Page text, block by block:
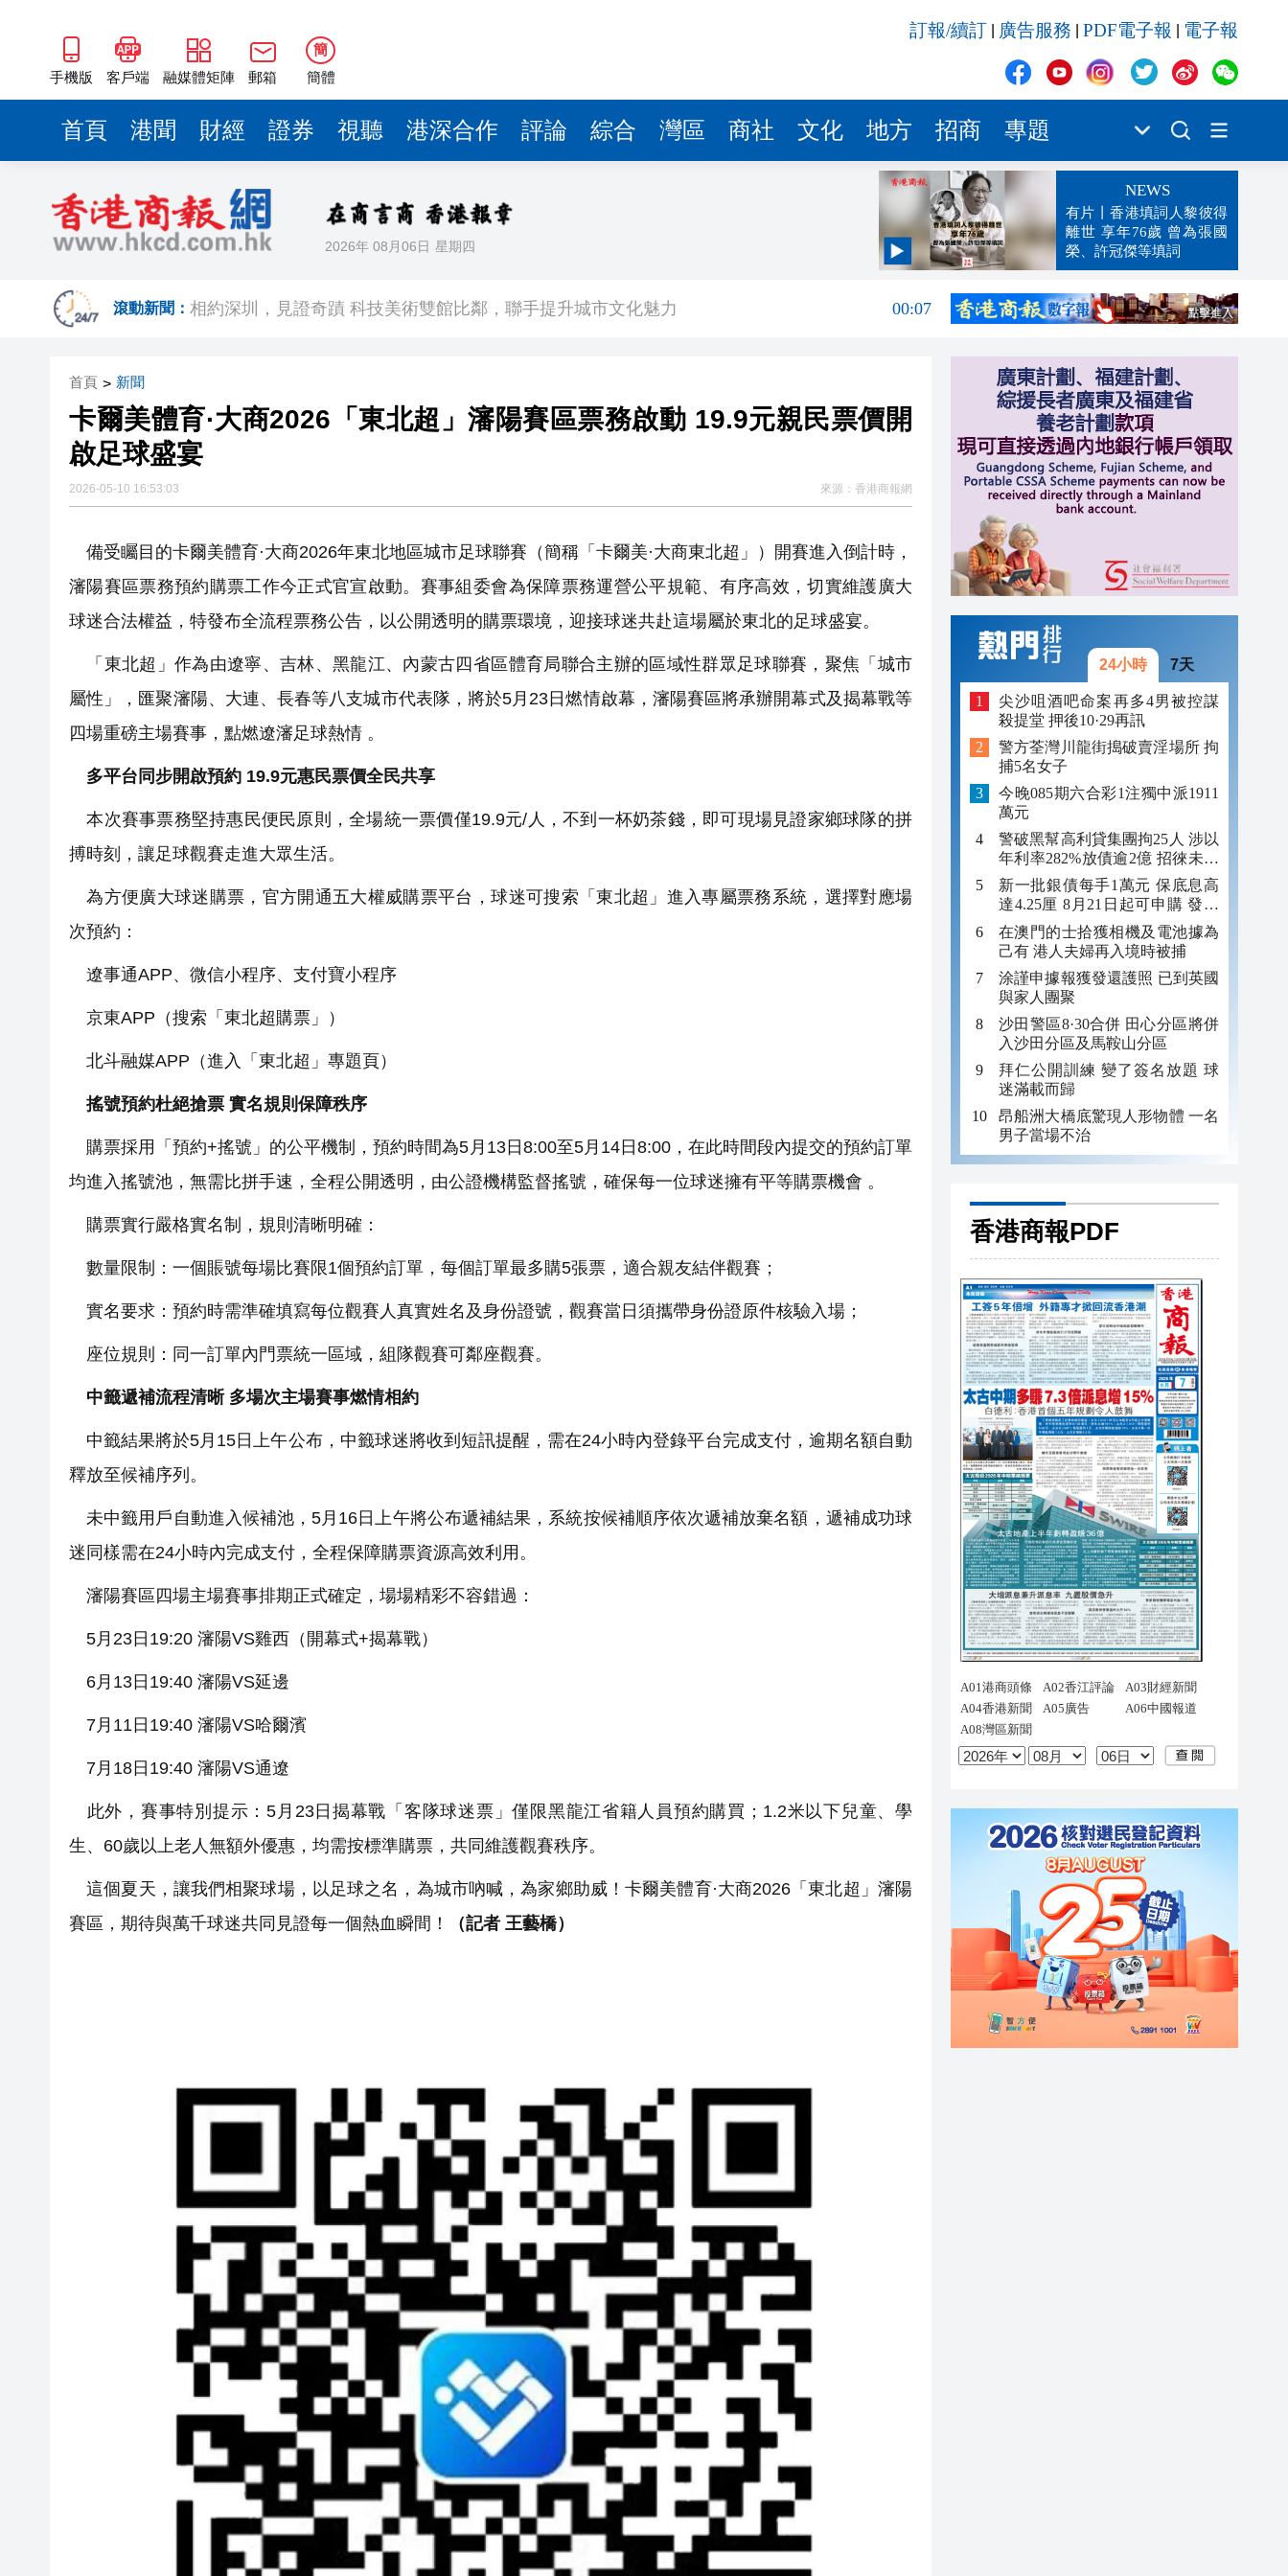
手機版 客戶端 融媒體矩陣 郵箱
簡
簡體
訂報/續訂 廣告服務 PDF電子報 電子報
首頁 港聞 財經 證券 視聽 港深合作 評論 綜合 灣區 商社 文化 地方 招商 專題
2026年 08月06日 星期四
NEWS
有片丨香港填詞人黎彼得
離世 享年76歲 曾為張國
榮、許冠傑等填詞
滾動新聞：
相約深圳，見證奇蹟 科技美術雙館比鄰，聯手提升城市文化魅力
特朗普否認美國彈藥短缺 稱將嚴懲發表叛國言論的「爆料者」
美股觀望非農數據 道指跌逾百點
23:17
有片丨清淡不等於吃素！ 清淡飲食正在毀掉很多老人的晚年健康
23:00
首頁 > 新聞
卡爾美體育·大商2026「東北超」瀋陽賽區票務啟動 19.9元親民票價開
啟足球盛宴
2026-05-10 16:53:03 來源： 香港商報網
備受矚目的卡爾美體育·大商2026年東北地區城市足球聯賽（簡稱「卡爾美·大商東北超」）開賽進入倒計時，
瀋陽賽區票務預約購票工作今正式官宣啟動。賽事組委會為保障票務運營公平規範、有序高效，切實維護廣大
球迷合法權益，特發布全流程票務公告，以公開透明的購票環境，迎接球迷共赴這場屬於東北的足球盛宴。
「東北超」作為由遼寧、吉林、黑龍江、內蒙古四省區體育局聯合主辦的區域性群眾足球聯賽，聚焦「城市
屬性」，匯聚瀋陽、大連、長春等八支城市代表隊，將於5月23日燃情啟幕，瀋陽賽區將承辦開幕式及揭幕戰等
四場重磅主場賽事，點燃遼瀋足球熱情 。
多平台同步開啟預約 19.9元惠民票價全民共享
本次賽事票務堅持惠民便民原則，全場統一票價僅19.9元/人，不到一杯奶茶錢，即可現場見證家鄉球隊的拼
搏時刻，讓足球觀賽走進大眾生活。
為方便廣大球迷購票，官方開通五大權威購票平台，球迷可搜索「東北超」進入專屬票務系統，選擇對應場
次預約：
遼事通APP、微信小程序、支付寶小程序
京東APP（搜索「東北超購票」）
北斗融媒APP（進入「東北超」專題頁）
搖號預約杜絕搶票 實名規則保障秩序
購票採用「預約+搖號」的公平機制，預約時間為5月13日8:00至5月14日8:00，在此時間段內提交的預約訂單
均進入搖號池，無需比拼手速，全程公開透明，由公證機構監督搖號，確保每一位球迷擁有平等購票機會 。
購票實行嚴格實名制，規則清晰明確：
數量限制：一個賬號每場比賽限1個預約訂單，每個訂單最多購5張票，適合親友結伴觀賽；
實名要求：預約時需準確填寫每位觀賽人真實姓名及身份證號，觀賽當日須攜帶身份證原件核驗入場；
座位規則：同一訂單內門票統一區域，組隊觀賽可鄰座觀賽。
中籤遞補流程清晰 多場次主場賽事燃情相約
中籤結果將於5月15日上午公布，中籤球迷將收到短訊提醒，需在24小時內登錄平台完成支付，逾期名額自動
釋放至候補序列。
未中籤用戶自動進入候補池，5月16日上午將公布遞補結果，系統按候補順序依次遞補放棄名額，遞補成功球
迷同樣需在24小時內完成支付，全程保障購票資源高效利用。
瀋陽賽區四場主場賽事排期正式確定，場場精彩不容錯過：
5月23日19:20 瀋陽VS雞西（開幕式+揭幕戰）
6月13日19:40 瀋陽VS延邊
7月11日19:40 瀋陽VS哈爾濱
7月18日19:40 瀋陽VS通遼
此外，賽事特別提示：5月23日揭幕戰「客隊球迷票」僅限黑龍江省籍人員預約購買；1.2米以下兒童、學
生、60歲以上老人無額外優惠，均需按標準購票，共同維護觀賽秩序。
這個夏天，讓我們相聚球場，以足球之名，為城市吶喊，為家鄉助威！卡爾美體育·大商2026「東北超」瀋陽
賽區，期待與萬千球迷共同見證每一個熱血瞬間！
（記者 王藝橋）
24小時 7天
尖沙咀酒吧命案再多4男被控謀
殺提堂 押後10·29再訊
警方荃灣川龍街搗破賣淫場所 拘
捕5名女子
今晚085期六合彩1注獨中派1911
萬元
警破黑幫高利貸集團拘25人 涉以
年利率282%放債逾2億 招徠未成
年追數
新一批銀債每手1萬元 保底息高
達4.25厘 8月21日起可申購 發行
金額最多550億
在澳門的士拾獲相機及電池據為
己有 港人夫婦再入境時被捕
涂謹申據報獲發還護照 已到英國
與家人團聚
沙田警區8·30合併 田心分區將併
入沙田分區及馬鞍山分區
拜仁公開訓練 變了簽名放題 球
迷滿載而歸
昂船洲大橋底驚現人形物體 一名
男子當場不治
香港商報PDF